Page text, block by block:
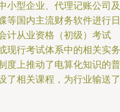
小型企业、代理记账公司及
等国内主流财务软件进行日
计从业资格（初级）考试
现行考试体系中的相关实务
度上推动了电算化知识的普
了相关课程，为行业输送了